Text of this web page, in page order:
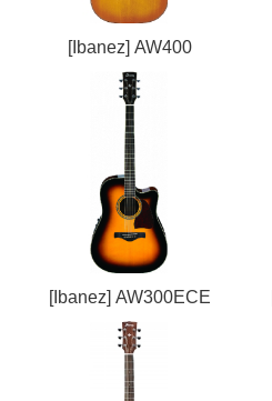
[Ibanez] AW400
[Ibanez] AW300ECE